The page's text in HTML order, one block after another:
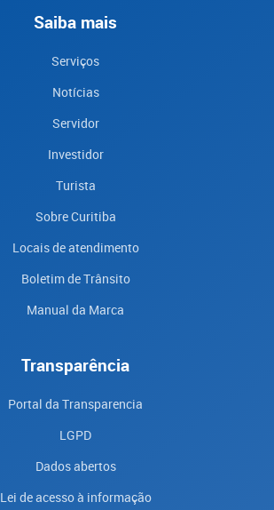
Saiba mais
Serviços
Notícias
Servidor
Investidor
Turista
Sobre Curitiba
Locais de atendimento
Boletim de Trânsito
Manual da Marca
Transparência
Portal da Transparencia
LGPD
Dados abertos
Lei de acesso à informação